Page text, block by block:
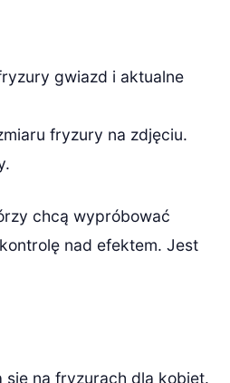
gwiazd i aktualne
fryzury na zdjęciu.
chcą wypróbować
nad efektem. Jest
się na fryzurach dla kobiet.